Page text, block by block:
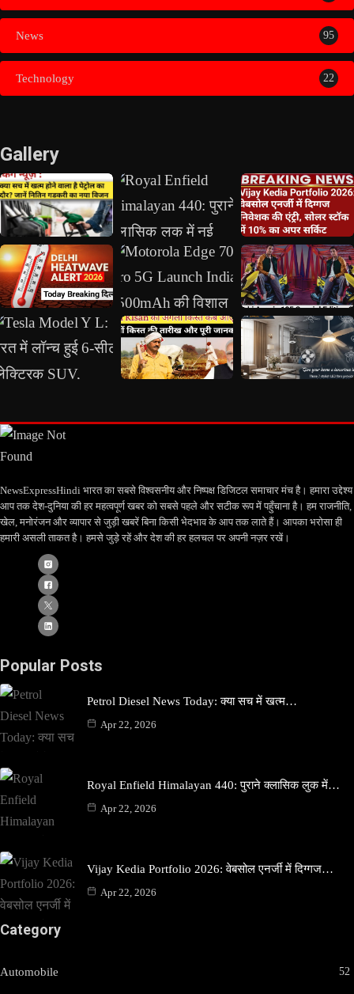
News 95
Technology 22
Gallery
NewsExpressHindi भारत का सबसे विश्वसनीय और निष्पक्ष डिजिटल समाचार मंच है। हमारा उद्देश्य
आप तक देश-दुनिया की हर महत्वपूर्ण खबर को सबसे पहले और सटीक रूप में पहुँचाना है। हम राजनीति,
खेल, मनोरंजन और व्यापार से जुड़ी खबरें बिना किसी भेदभाव के आप तक लाते हैं। आपका भरोसा ही
हमारी असली ताकत है। हमसे जुड़े रहें और देश की हर हलचल पर अपनी नज़र रखें।
Popular Posts
Petrol Diesel News Today: क्या सच में खत्म…
Apr 22, 2026
Royal Enfield Himalayan 440: पुराने क्लासिक लुक में…
Apr 22, 2026
Vijay Kedia Portfolio 2026: वेबसोल एनर्जी में दिग्गज…
Apr 22, 2026
Category
Automobile 52